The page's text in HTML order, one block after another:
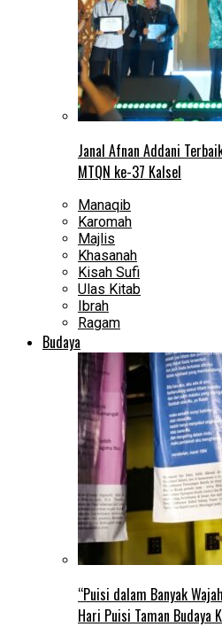
Janal Afnan Addani
MTQN ke-37 Kalsel
Manaqib
Karomah
Majlis
Khasanah
Kisah Sufi
Ulas Kitab
Ibrah
Ragam
Budaya
“Puisi dalam Banyak
Hari Puisi Taman Budaya